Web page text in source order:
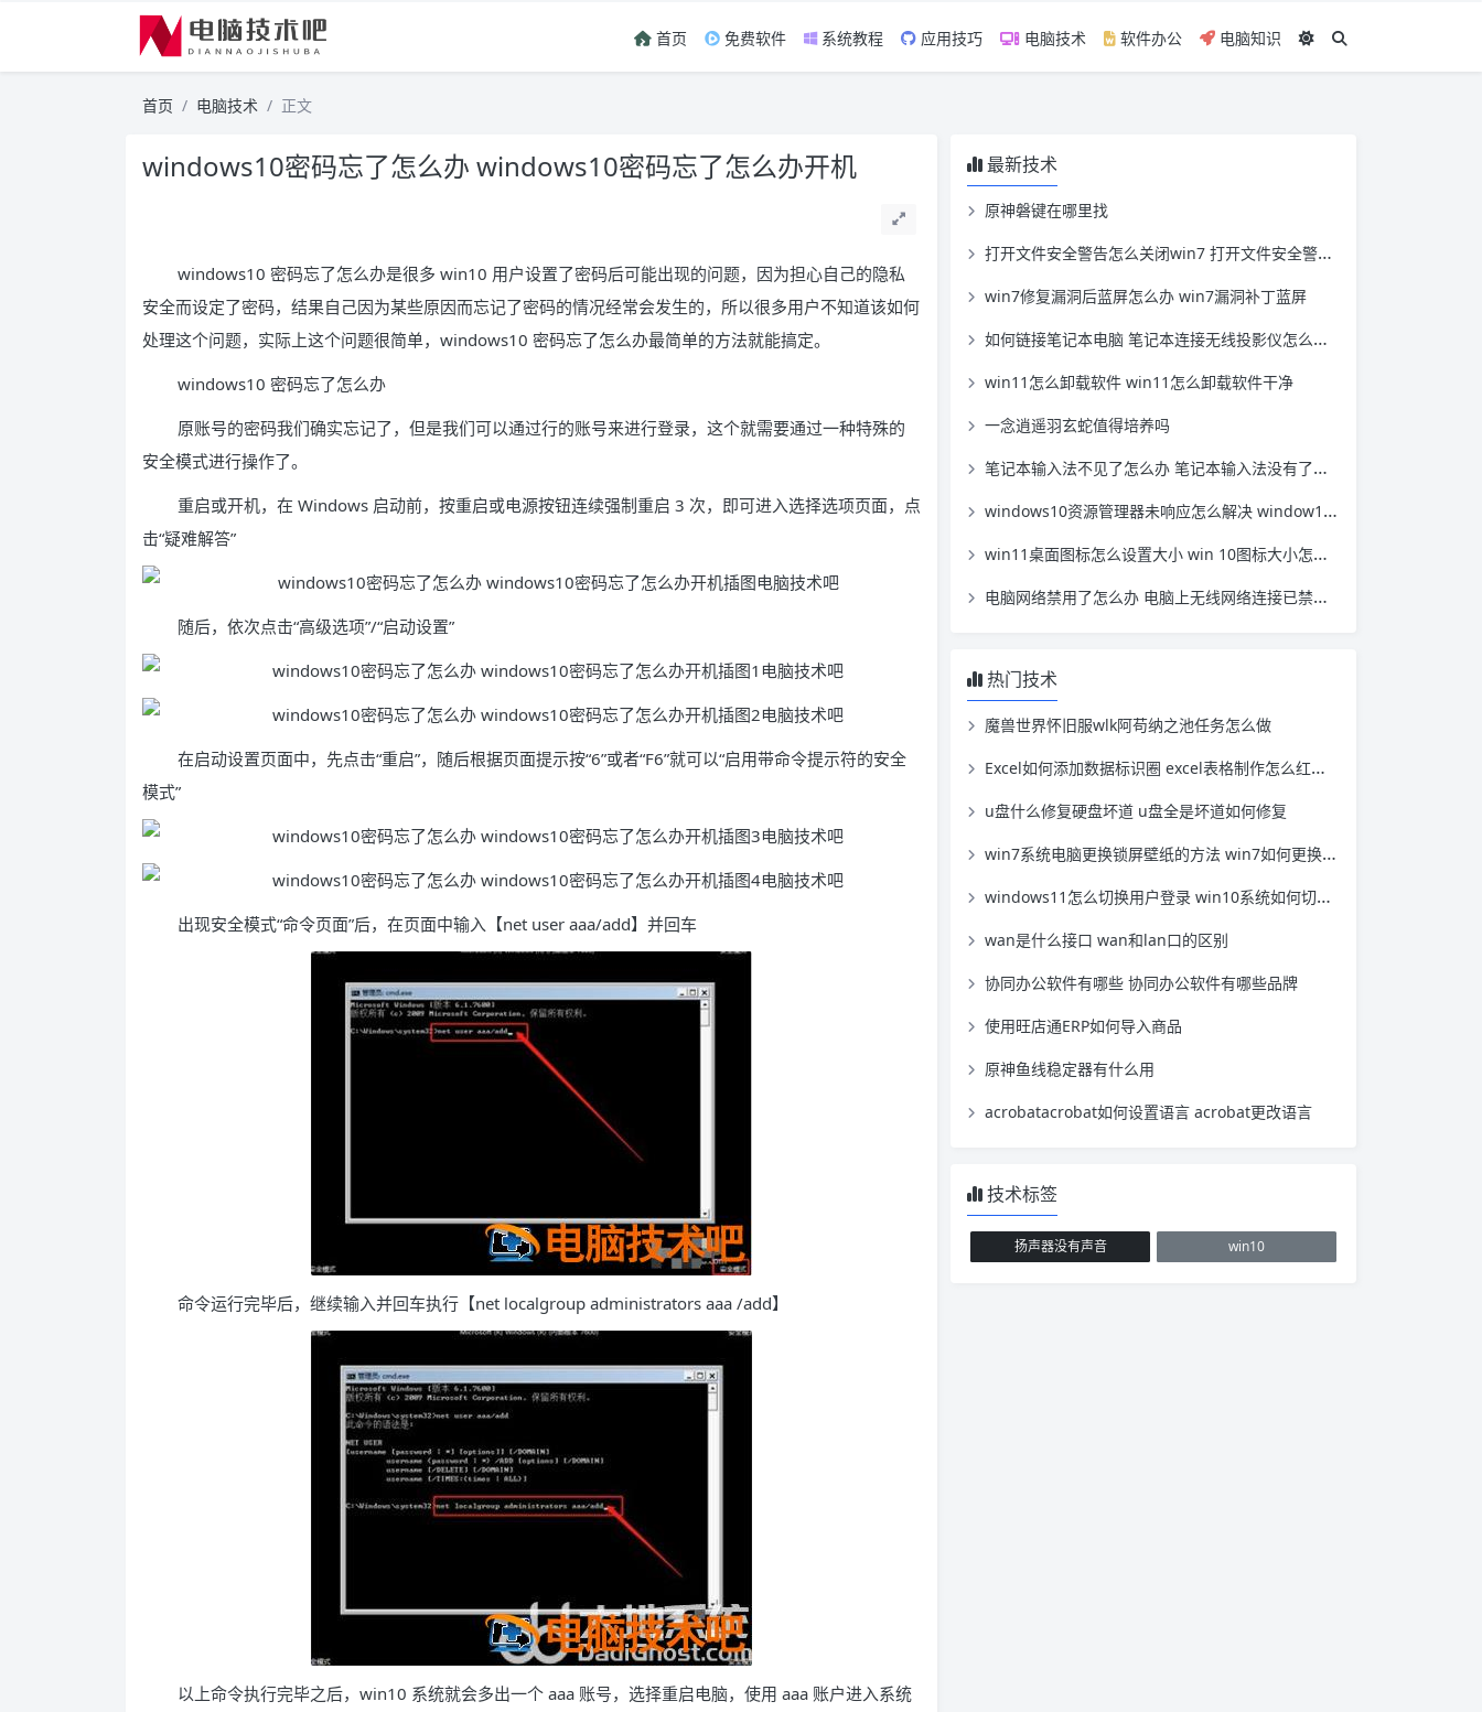
首页 免费软件 系统教程 应用技巧 电脑技术 软件办公 电脑知识
首页 电脑技术 正文
windows10密码忘了怎么办 windows10密码忘了怎么办开机
windows10 密码忘了怎么办是很多 win10 用户设置了密码后可能出现的问题，因为担心自己的隐私
安全而设定了密码，结果自己因为某些原因而忘记了密码的情况经常会发生的，所以很多用户不知道该如何
处理这个问题，实际上这个问题很简单，windows10 密码忘了怎么办最简单的方法就能搞定。
windows10 密码忘了怎么办
原账号的密码我们确实忘记了，但是我们可以通过行的账号来进行登录，这个就需要通过一种特殊的
安全模式进行操作了。
重启或开机，在 Windows 启动前，按重启或电源按钮连续强制重启 3 次，即可进入选择选项页面，点
击“疑难解答”
随后，依次点击“高级选项”/“启动设置”
在启动设置页面中，先点击“重启”，随后根据页面提示按“6”或者“F6”就可以“启用带命令提示符的安全
模式”
出现安全模式“命令页面”后，在页面中输入【net user aaa/add】并回车
命令运行完毕后，继续输入并回车执行【net localgroup administrators aaa /add】
以上命令执行完毕之后，win10 系统就会多出一个 aaa 账号，选择重启电脑，使用 aaa 账户进入系统
最新技术
原神磐键在哪里找
打开文件安全警告怎么关闭win7 打开文件安全警告怎么关闭win11
win7修复漏洞后蓝屏怎么办 win7漏洞补丁蓝屏
如何链接笔记本电脑 笔记本连接无线投影仪怎么连接
win11怎么卸载软件 win11怎么卸载软件干净
一念逍遥羽玄蛇值得培养吗
笔记本输入法不见了怎么办 笔记本输入法没有了怎么办
windows10资源管理器未响应怎么解决 window10资源管理器无响应
win11桌面图标怎么设置大小 win 10图标大小怎么设置
电脑网络禁用了怎么办 电脑上无线网络连接已禁用怎么办
热门技术
魔兽世界怀旧服wlk阿苟纳之池任务怎么做
Excel如何添加数据标识圈 excel表格制作怎么红色圈标注
u盘什么修复硬盘坏道 u盘全是坏道如何修复
win7系统电脑更换锁屏壁纸的方法 win7如何更换锁屏壁纸
windows11怎么切换用户登录 win10系统如何切换用户登录
wan是什么接口 wan和lan口的区别
协同办公软件有哪些 协同办公软件有哪些品牌
使用旺店通ERP如何导入商品
原神鱼线稳定器有什么用
acrobatacrobat如何设置语言 acrobat更改语言
技术标签
扬声器没有声音 win10